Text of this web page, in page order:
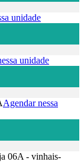
unidade
unidade
Agendar nessa
06A - vinhais-